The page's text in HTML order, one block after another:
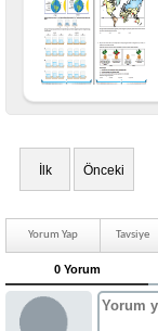
İlk Önceki
Yorum Yap Tavsiye
0 Yorum